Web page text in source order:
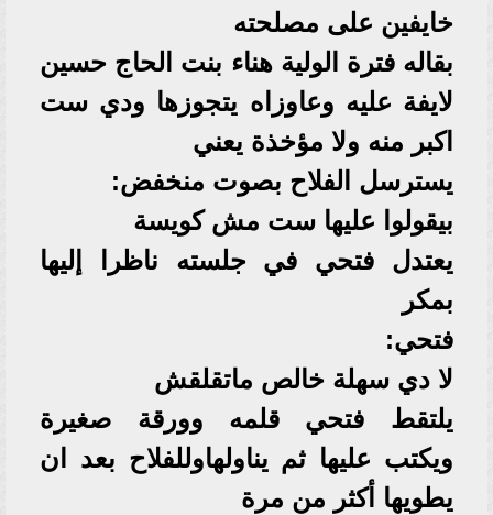
خايفين على مصلحته
بقاله فترة الولية هناء بنت الحاج حسين
لايفة عليه وعاوزاه يتجوزها ودي ست
اكبر منه ولا مؤخذة يعني
يسترسل الفلاح بصوت منخفض:
بيقولوا عليها ست مش كويسة
يعتدل فتحي في جلسته ناظرا إليها
بمكر
فتحي:
لا دي سهلة خالص ماتقلقش
يلتقط فتحي قلمه وورقة صغيرة
ويكتب عليها ثم يناولهاوللفلاح بعد ان
يطويها أكثر من مرة